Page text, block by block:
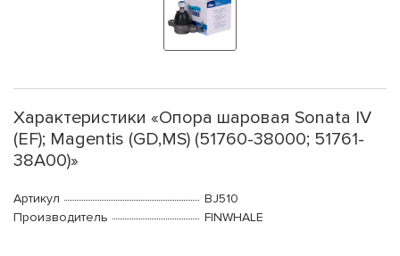
Характеристики «Опора шаровая Sonata IV
(EF); Magentis (GD,MS) (51760-38000; 51761-
38A00)»
Артикул
BJ510
Производитель
FINWHALE